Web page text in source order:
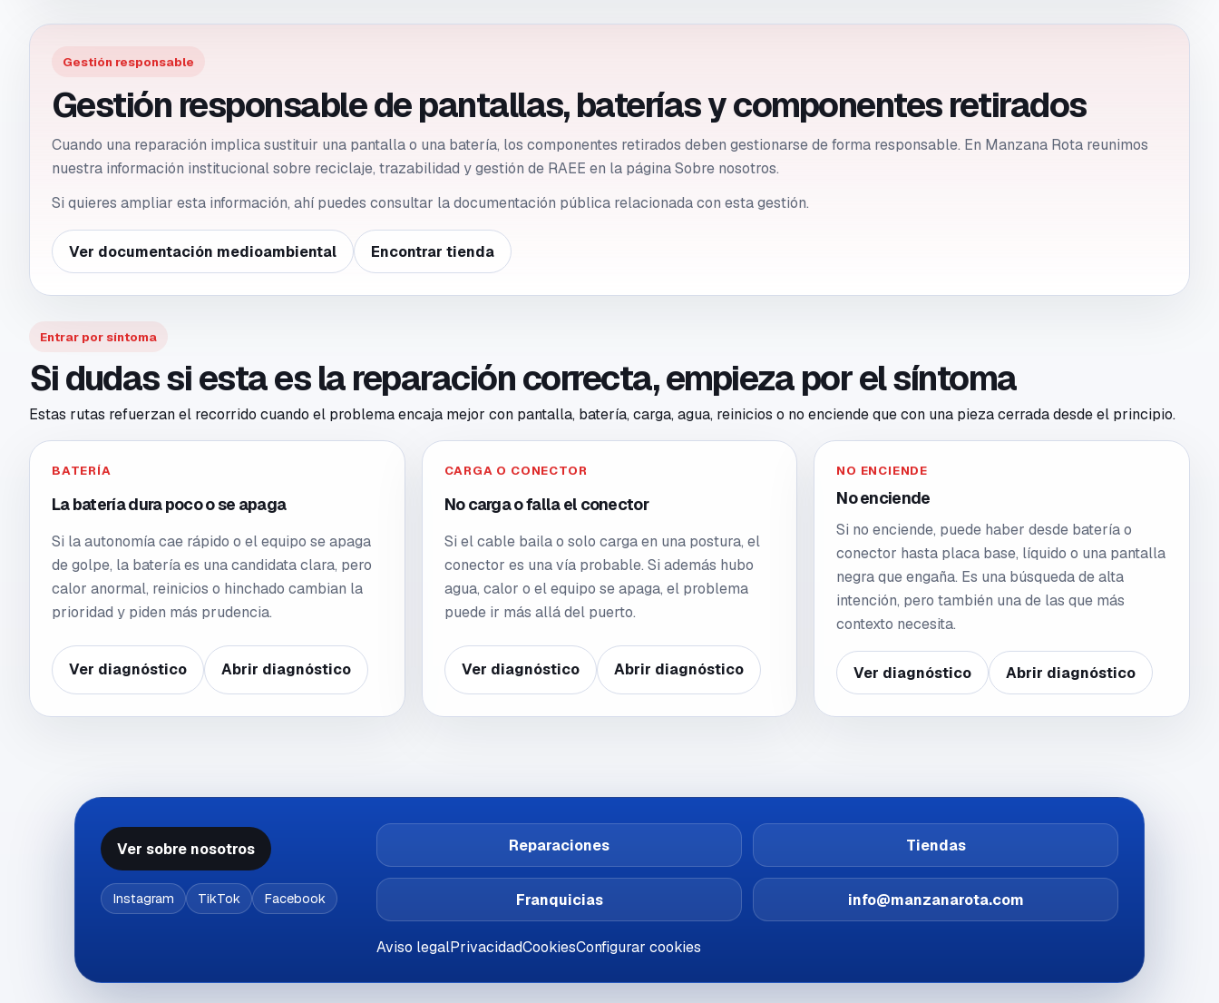
Gestión responsable
Gestión responsable de pantallas, baterías y componentes retirados
Cuando una reparación implica sustituir una pantalla o una batería, los componentes retirados deben gestionarse de forma responsable. En Manzana Rota reunimos
nuestra información institucional sobre reciclaje, trazabilidad y gestión de RAEE en la página Sobre nosotros.
Si quieres ampliar esta información, ahí puedes consultar la documentación pública relacionada con esta gestión.
Ver documentación medioambiental Encontrar tienda
Entrar por síntoma
Si dudas si esta es la reparación correcta, empieza por el síntoma
Estas rutas refuerzan el recorrido cuando el problema encaja mejor con pantalla, batería, carga, agua, reinicios o no enciende que con una pieza cerrada desde el principio.
BATERÍA
La batería dura poco o se apaga
Si la autonomía cae rápido o el equipo se apaga
de golpe, la batería es una candidata clara, pero
calor anormal, reinicios o hinchado cambian la
prioridad y piden más prudencia.
Ver diagnóstico Abrir diagnóstico
CARGA O CONECTOR
No carga o falla el conector
Si el cable baila o solo carga en una postura, el
conector es una vía probable. Si además hubo
agua, calor o el equipo se apaga, el problema
puede ir más allá del puerto.
Ver diagnóstico Abrir diagnóstico
NO ENCIENDE
No enciende
Si no enciende, puede haber desde batería o
conector hasta placa base, líquido o una pantalla
negra que engaña. Es una búsqueda de alta
intención, pero también una de las que más
contexto necesita.
Ver diagnóstico Abrir diagnóstico
Ver sobre nosotros
Instagram TikTok Facebook
Reparaciones Tiendas
Franquicias info@manzanarota.com
Aviso legalPrivacidadCookiesConfigurar cookies